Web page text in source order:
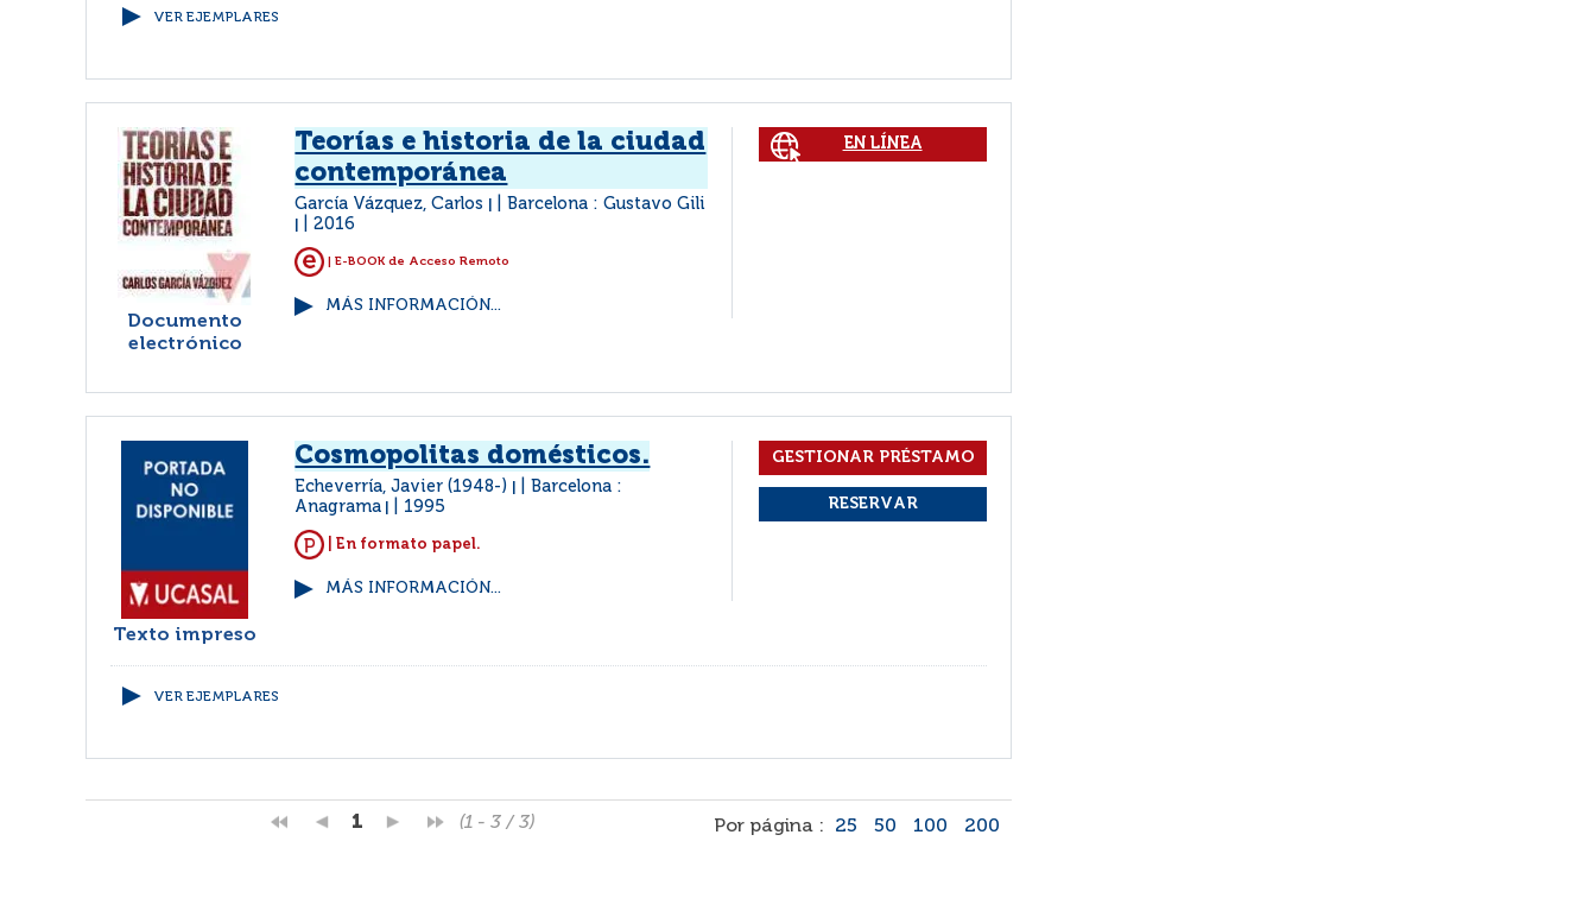
VER EJEMPLARES
Documento
electrónico
Teorías e historia de la ciudad
contemporánea
García Vázquez, Carlos Barcelona : Gustavo Gili
2016
| E-BOOK de Acceso Remoto
MÁS INFORMACIÓN...
EN LÍNEA
Texto impreso
Cosmopolitas domésticos.
Echeverría, Javier (1948-)
Barcelona :
Anagrama
1995
| En formato papel.
MÁS INFORMACIÓN...
VER EJEMPLARES
1 (1 - 3 / 3) Por página : 25 50 100 200